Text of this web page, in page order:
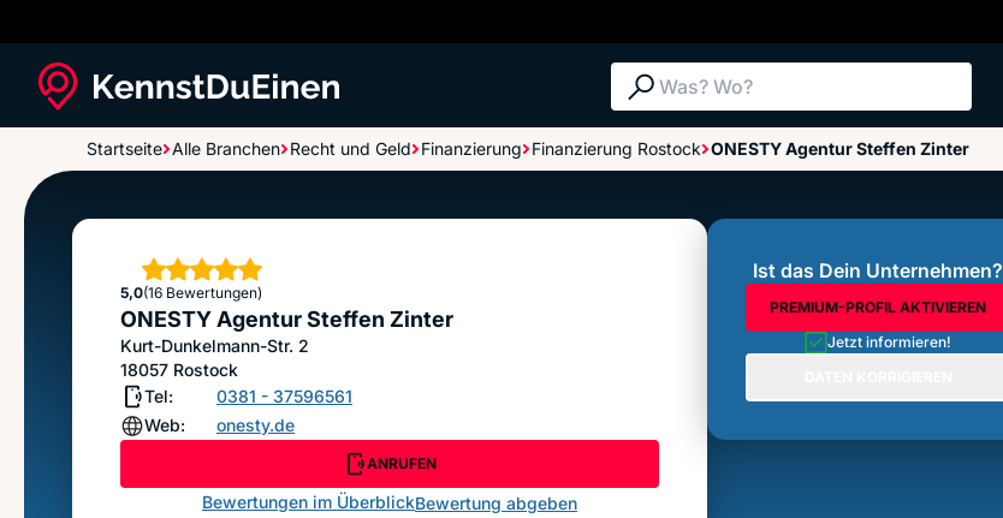
Suche: Was? Wo?
Startseite Alle Branchen Recht und Geld Finanzierung Finanzierung Rostock ONESTY Agentur Steffen Zinter
ONESTY Agentur Steffen Zinter
5,0
Sterne
(16 Bewertungen)
ONESTY Agentur Steffen Zinter
Kurt-Dunkelmann-Str. 2
18057 Rostock
Tel:
0381 - 37596561
Web:
onesty.de
ANRUFEN
Bewertungen im ÜberblickBewertung abgeben
Ist das Dein Unternehmen?
PREMIUM-PROFIL AKTIVIEREN
Jetzt informieren!